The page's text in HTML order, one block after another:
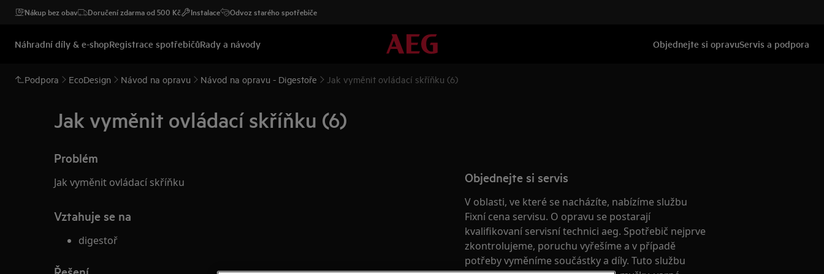
Nákup bez obav Doručení zdarma od 500 Kč Instalace Odvoz starého spotřebiče
Náhradní díly & e-shopRegistrace spotřebičůRady a návody Objednejte si opravuServis a podpora
Podpora EcoDesign Návod na opravu Návod na opravu - Digestoře Jak vyměnit ovládací skříňku (6)
Jak vyměnit ovládací skříňku (6)
Problém
Jak vyměnit ovládací skříňku
Vztahuje se na
digestoř
Objednejte si servis
V oblasti, ve které se nacházíte, nabízíme službu
Fixní cena servisu. O opravu se postarají
kvalifikovaní servisní technici aeg. Spotřebič nejprve
zkontrolujeme, poruchu vyřešíme a v případě
potřeby vyměníme součástky a díly. Tuto službu